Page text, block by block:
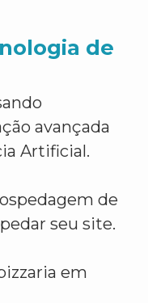
de
avançada
Artificial.
de
seu site.
em